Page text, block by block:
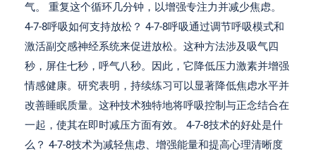
气。 重复这个循环几分钟，以增强专注力并减少焦虑。
4-7-8呼吸如何支持放松？ 4-7-8呼吸通过调节呼吸模式和
激活副交感神经系统来促进放松。这种方法涉及吸气四
秒，屏住七秒，呼气八秒。因此，它降低压力激素并增强
情感健康。研究表明，持续练习可以显著降低焦虑水平并
改善睡眠质量。这种技术独特地将呼吸控制与正念结合在
一起，使其在即时减压方面有效。 4-7-8技术的好处是什
么？ 4-7-8技术为减轻焦虑、增强能量和提高心理清晰度